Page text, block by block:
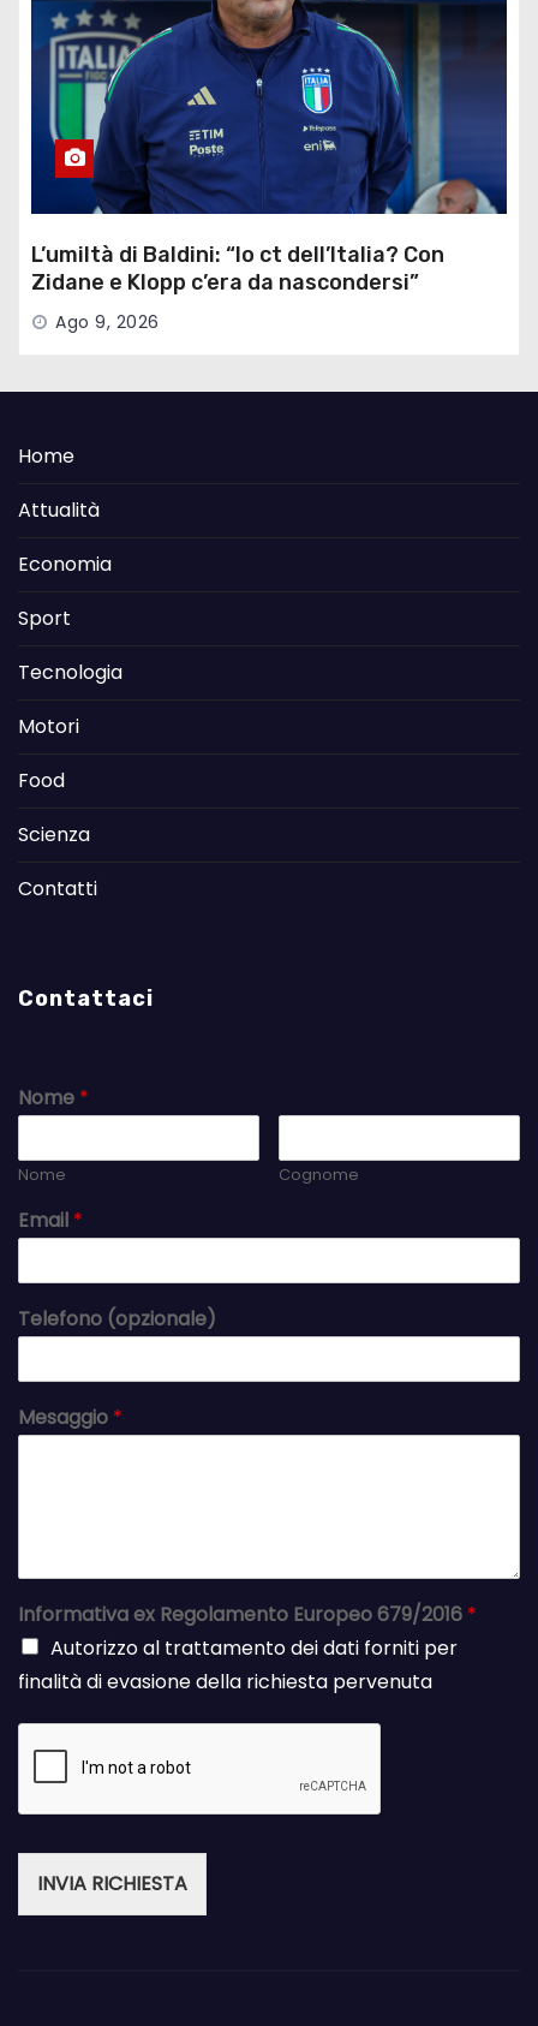
L’umiltà di Baldini: “Io ct dell’Italia? Con
Zidane e Klopp c’era da nascondersi”
Ago 9, 2026
Home
Attualità
Economia
Sport
Tecnologia
Motori
Food
Scienza
Contatti
Contattaci
Nome *
Nome Cognome
Email *
Telefono (opzionale)
Mesaggio *
Informativa ex Regolamento Europeo 679/2016 *
Autorizzo al trattamento dei dati forniti per
finalità di evasione della richiesta pervenuta
INVIA RICHIESTA